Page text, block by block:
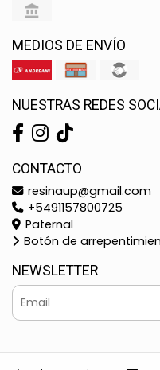
MEDIOS DE ENVÍO
NUESTRAS REDES
CONTACTO
resinaup@gmail.com
+5491157800725
Paternal
Botón de
NEWSLETTER